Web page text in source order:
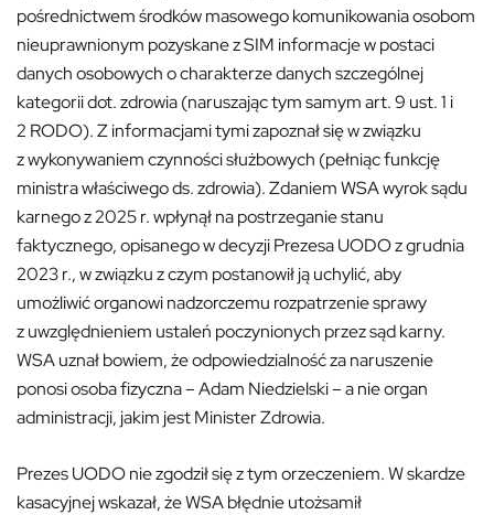
pośrednictwem środków masowego komunikowania osobom
nieuprawnionym pozyskane z SIM informacje w postaci
danych osobowych o charakterze danych szczególnej
kategorii dot. zdrowia (naruszając tym samym art. 9 ust. 1 i
2 RODO). Z informacjami tymi zapoznał się w związku
z wykonywaniem czynności służbowych (pełniąc funkcję
ministra właściwego ds. zdrowia). Zdaniem WSA wyrok sądu
karnego z 2025 r. wpłynął na postrzeganie stanu
faktycznego, opisanego w decyzji Prezesa UODO z grudnia
2023 r., w związku z czym postanowił ją uchylić, aby
umożliwić organowi nadzorczemu rozpatrzenie sprawy
z uwzględnieniem ustaleń poczynionych przez sąd karny.
WSA uznał bowiem, że odpowiedzialność za naruszenie
ponosi osoba fizyczna – Adam Niedzielski – a nie organ
administracji, jakim jest Minister Zdrowia.
Prezes UODO nie zgodził się z tym orzeczeniem. W skardze
kasacyjnej wskazał, że WSA błędnie utożsamił